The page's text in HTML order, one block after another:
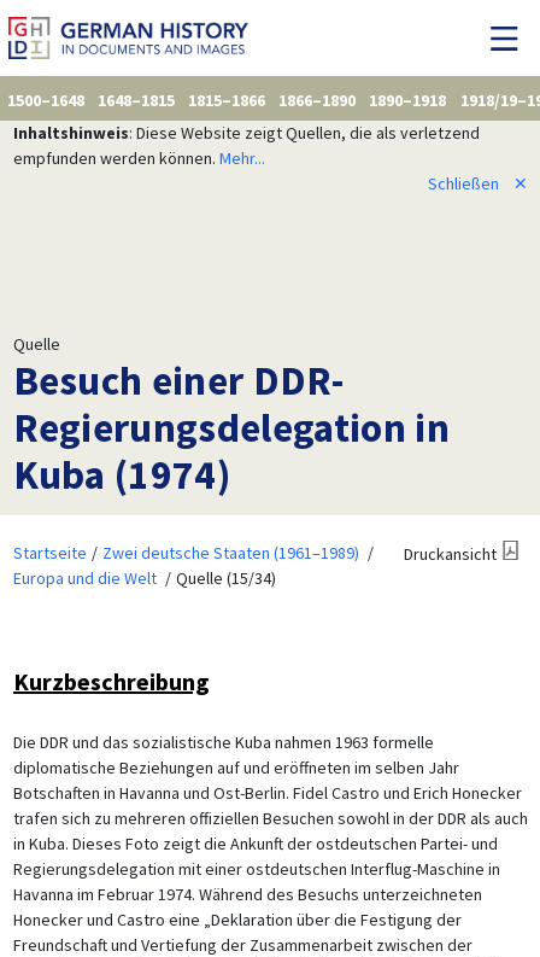
1500–1648 1648–1815 1815–1866 1866–1890 1890–1918
1918/
Inhaltshinweis: Diese Website zeigt Quellen, die als verletzend
empfunden werden können. Mehr...
Schließen
✕
Quelle
Besuch einer DDR-
Regierungsdelegation in
Kuba (1974)
Startseite
Zwei deutsche Staaten (1961–1989)
Europa und die Welt
Quelle (15/34)
Druckansicht
Kurzbeschreibung
Die DDR und das sozialistische Kuba nahmen 1963 formelle
diplomatische Beziehungen auf und eröffneten im selben Jahr
Botschaften in Havanna und Ost-Berlin. Fidel Castro und Erich Honecker
trafen sich zu mehreren offiziellen Besuchen sowohl in der DDR als auch
in Kuba. Dieses Foto zeigt die Ankunft der ostdeutschen Partei- und
Regierungsdelegation mit einer ostdeutschen Interflug-Maschine in
Havanna im Februar 1974. Während des Besuchs unterzeichneten
Honecker und Castro eine „Deklaration über die Festigung der
Freundschaft und Vertiefung der Zusammenarbeit zwischen der